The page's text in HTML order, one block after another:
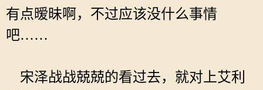
有点暧昧啊，不过应该没什么事情
吧……
宋泽战战兢兢的看过去，就对上艾利